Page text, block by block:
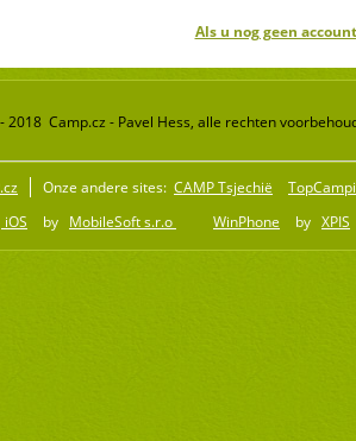
Als u nog geen
2018 Camp.cz - Pavel Hess, alle rechten
Onze andere sites: CAMP Tsjechië
iOS by MobileSoft s.r.o WinPhone by XPIS